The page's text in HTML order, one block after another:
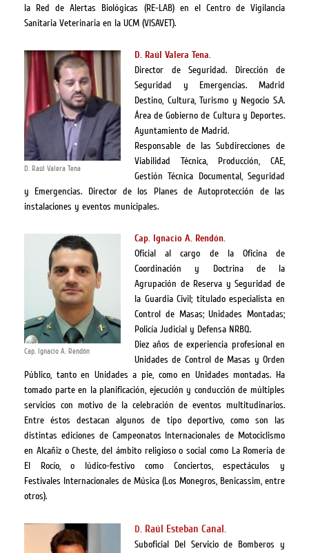
la Red de Alertas Biológicas (RE-LAB) en el Centro de Vigilancia
Sanitaria Veterinaria en la UCM (VISAVET).
D. Raúl Valera Tena
D. Raúl Valera Tena.
Director de Seguridad. Dirección de
Seguridad y Emergencias. Madrid
Destino, Cultura, Turismo y Negocio S.A.
Área de Gobierno de Cultura y Deportes.
Ayuntamiento de Madrid.
Responsable de las Subdirecciones de
Viabilidad Técnica, Producción, CAE,
Gestión Técnica Documental, Seguridad
y Emergencias. Director de los Planes de Autoprotección de las
instalaciones y eventos municipales.
Cap. Ignacio A. Rendón
Cap. Ignacio A. Rendón.
Oficial al cargo de la Oficina de
Coordinación y Doctrina de la
Agrupación de Reserva y Seguridad de
la Guardia Civil; titulado especialista en
Control de Masas; Unidades Montadas;
Policía Judicial y Defensa NRBQ.
Diez años de experiencia profesional en
Unidades de Control de Masas y Orden
Público, tanto en Unidades a pie, como en Unidades montadas. Ha
tomado parte en la planificación, ejecución y conducción de múltiples
servicios con motivo de la celebración de eventos multitudinarios.
Entre éstos destacan algunos de tipo deportivo, como son las
distintas ediciones de Campeonatos Internacionales de Motociclismo
en Alcañiz o Cheste, del ámbito religioso o social como La Romería de
El Rocío, o lúdico-festivo como Conciertos, espectáculos y
Festivales Internacionales de Música (Los Monegros, Benicassim, entre
otros).
D. Raúl Esteban Canal.
Suboficial Del Servicio de Bomberos y